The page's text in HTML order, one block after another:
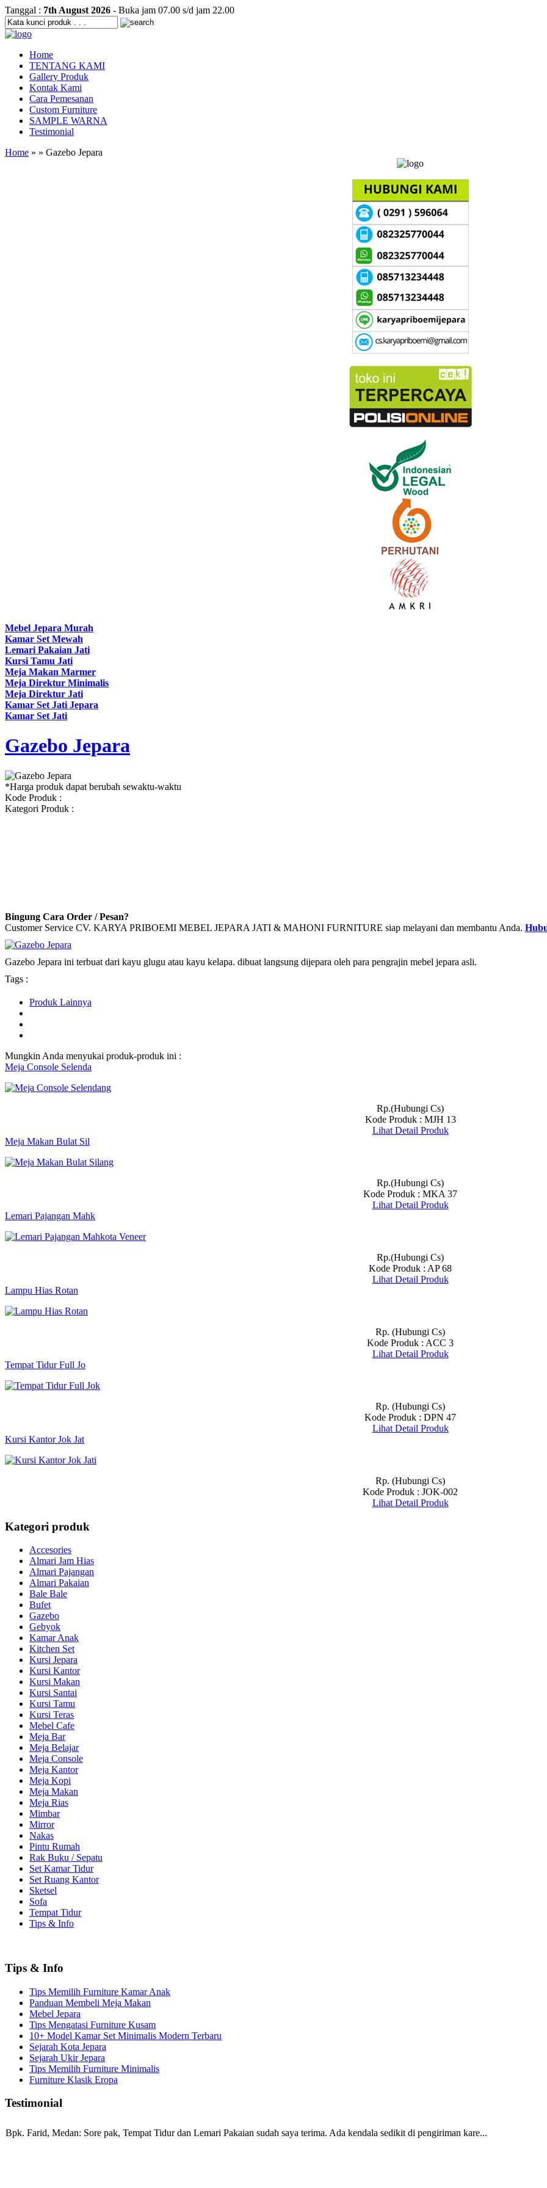
Tanggal : 7th August 2026 - Buka jam 07.00 s/d jam 22.00
Home
TENTANG KAMI
Gallery Produk
Kontak Kami
Cara Pemesanan
Custom Furniture
SAMPLE WARNA
Testimonial
Home » » Gazebo Jepara
Mebel Jepara Murah
Kamar Set Mewah
Lemari Pakaian Jati
Kursi Tamu Jati
Meja Makan Marmer
Meja Direktur Minimalis
Meja Direktur Jati
Kamar Set Jati Jepara
Kamar Set Jati
Gazebo Jepara
*Harga produk dapat berubah sewaktu-waktu
Kode Produk :
Kategori Produk :
Bingung Cara Order / Pesan?
Customer Service CV. KARYA PRIBOEMI MEBEL JEPARA JATI & MAHONI FURNITURE siap melayani dan membantu Anda.
Gazebo Jepara ini terbuat dari kayu glugu atau kayu kelapa. dibuat langsung dijepara oleh para pengrajin mebel jepara asli.
Tags :
Produk Lainnya
Mungkin Anda menyukai produk-produk ini :
Meja Console Selenda
Rp.(Hubungi Cs)
Kode Produk : MJH 13
Lihat Detail Produk
Meja Makan Bulat Sil
Rp.(Hubungi Cs)
Kode Produk : MKA 37
Lihat Detail Produk
Lemari Pajangan Mahk
Rp.(Hubungi Cs)
Kode Produk : AP 68
Lihat Detail Produk
Lampu Hias Rotan
Rp. (Hubungi Cs)
Kode Produk : ACC 3
Lihat Detail Produk
Tempat Tidur Full Jo
Rp. (Hubungi Cs)
Kode Produk : DPN 47
Lihat Detail Produk
Kursi Kantor Jok Jat
Rp. (Hubungi Cs)
Kode Produk : JOK-002
Lihat Detail Produk
Kategori produk
Accesories
Almari Jam Hias
Almari Pajangan
Almari Pakaian
Bale Bale
Bufet
Gazebo
Gebyok
Kamar Anak
Kitchen Set
Kursi Jepara
Kursi Kantor
Kursi Makan
Kursi Santai
Kursi Tamu
Kursi Teras
Mebel Cafe
Meja Bar
Meja Belajar
Meja Console
Meja Kantor
Meja Kopi
Meja Makan
Meja Rias
Mimbar
Mirror
Nakas
Pintu Rumah
Rak Buku / Sepatu
Set Kamar Tidur
Set Ruang Kantor
Sketsel
Sofa
Tempat Tidur
Tips & Info
Tips & Info
Tips Memilih Furniture Kamar Anak
Panduan Membeli Meja Makan
Mebel Jepara
Tips Mengatasi Furniture Kusam
10+ Model Kamar Set Minimalis Modern Terbaru
Sejarah Kota Jepara
Sejarah Ukir Jepara
Tips Memilih Furniture Minimalis
Furniture Klasik Eropa
Testimonial
Bpk. Farid, Medan: Sore pak, Tempat Tidur dan Lemari Pakaian sudah saya terima. Ada kendala sedikit di pengiriman kare...